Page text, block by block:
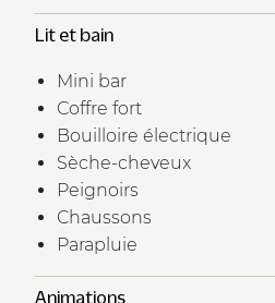
Lit et bain
Mini bar
Coffre fort
Bouilloire électrique
Sèche-cheveux
Peignoirs
Chaussons
Parapluie
Animations